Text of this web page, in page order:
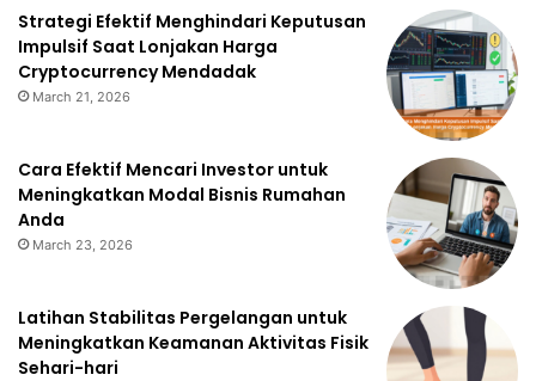
Strategi Efektif Menghindari Keputusan
Impulsif Saat Lonjakan Harga
Cryptocurrency Mendadak
March 21, 2026
Cara Efektif Mencari Investor untuk
Meningkatkan Modal Bisnis Rumahan
Anda
March 23, 2026
Latihan Stabilitas Pergelangan untuk
Meningkatkan Keamanan Aktivitas Fisik
Sehari-hari